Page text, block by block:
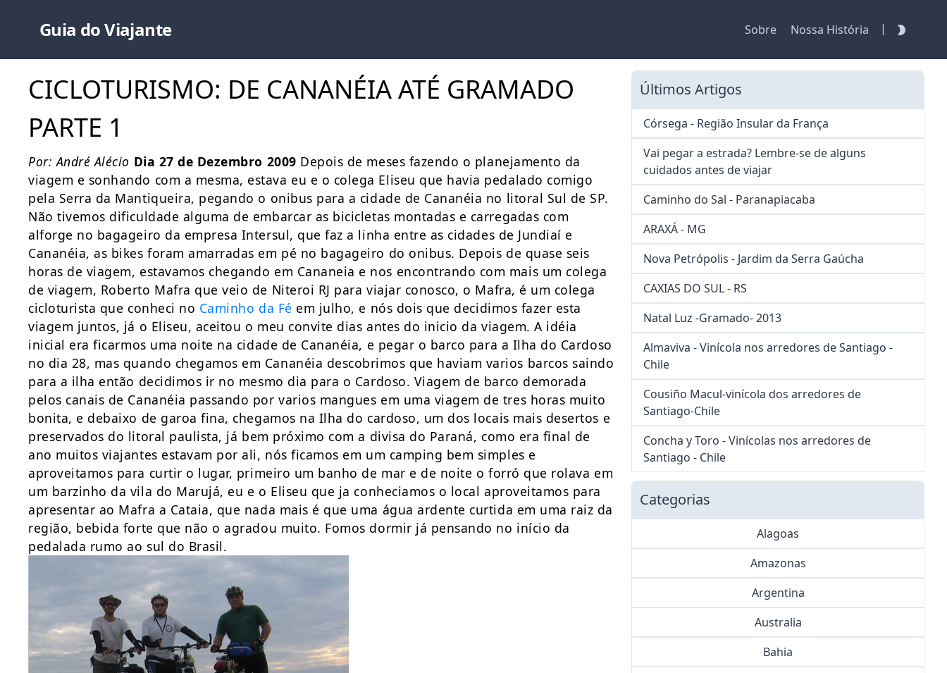
Guia do Viajante Sobre Nossa História |
CICLOTURISMO: DE CANANÉIA ATÉ GRAMADO
PARTE 1
Por: André Alécio Dia 27 de Dezembro 2009 Depois de meses fazendo o planejamento da
viagem e sonhando com a mesma, estava eu e o colega Eliseu que havia pedalado comigo
pela Serra da Mantiqueira, pegando o onibus para a cidade de Cananéia no litoral Sul de SP.
Não tivemos dificuldade alguma de embarcar as bicicletas montadas e carregadas com
alforge no bagageiro da empresa Intersul, que faz a linha entre as cidades de Jundiaí e
Cananéia, as bikes foram amarradas em pé no bagageiro do onibus. Depois de quase seis
horas de viagem, estavamos chegando em Cananeia e nos encontrando com mais um colega
de viagem, Roberto Mafra que veio de Niteroi RJ para viajar conosco, o Mafra, é um colega
cicloturista que conheci no Caminho da Fé em julho, e nós dois que decidimos fazer esta
viagem juntos, já o Eliseu, aceitou o meu convite dias antes do inicio da viagem. A idéia
inicial era ficarmos uma noite na cidade de Cananéia, e pegar o barco para a Ilha do Cardoso
no dia 28, mas quando chegamos em Cananéia descobrimos que haviam varios barcos saindo
para a ilha então decidimos ir no mesmo dia para o Cardoso. Viagem de barco demorada
pelos canais de Cananéia passando por varios mangues em uma viagem de tres horas muito
bonita, e debaixo de garoa fina, chegamos na Ilha do cardoso, um dos locais mais desertos e
preservados do litoral paulista, já bem próximo com a divisa do Paraná, como era final de
ano muitos viajantes estavam por ali, nós ficamos em um camping bem simples e
aproveitamos para curtir o lugar, primeiro um banho de mar e de noite o forró que rolava em
um barzinho da vila do Marujá, eu e o Eliseu que ja conheciamos o local aproveitamos para
apresentar ao Mafra a Cataia, que nada mais é que uma água ardente curtida em uma raiz da
região, bebida forte que não o agradou muito. Fomos dormir já pensando no início da
pedalada rumo ao sul do Brasil.
Últimos Artigos
Córsega - Região Insular da França
Vai pegar a estrada? Lembre-se de alguns
cuidados antes de viajar
Caminho do Sal - Paranapiacaba
ARAXÁ - MG
Nova Petrópolis - Jardim da Serra Gaúcha
CAXIAS DO SUL - RS
Natal Luz -Gramado- 2013
Almaviva - Vinícola nos arredores de Santiago -
Chile
Cousiño Macul-vinícola dos arredores de
Santiago-Chile
Concha y Toro - Vinícolas nos arredores de
Santiago - Chile
Categorias
Alagoas
Amazonas
Argentina
Australia
Bahia